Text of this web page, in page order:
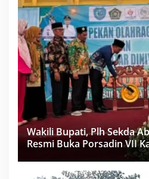
Wakili Bupati, Plh Sekda
Resmi Buka Porsadin VII